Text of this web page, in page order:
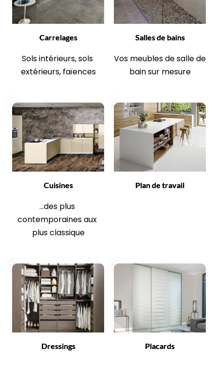
Carrelages
Sols intérieurs, sols
extérieurs, faïences
Salles de bains
Vos meubles de salle de
bain sur mesure
Cuisines
...des plus
contemporaines aux
plus classique
Plan de travail
Dressings Placards